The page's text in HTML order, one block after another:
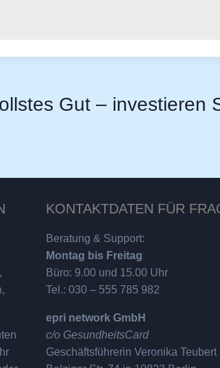
Gut – investieren
KONTAKTDATEN FÜR
Beratung & Support:
Montag bis Freitag
Büro: 9.00 und 15.00 Uhr
Tel.: 030 – 555 785 982
epri network GmbH
c/o GesundheitsCard
Geschäftsführerin Veronika Teubert